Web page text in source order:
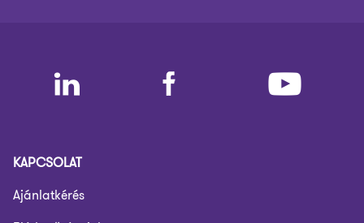
KAPCSOLAT
Ajánlatkérés